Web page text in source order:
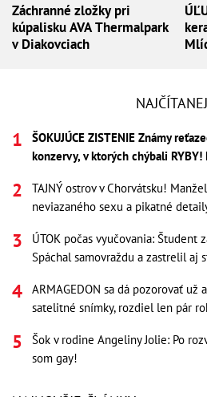
Záchranné zložky pri
kúpalisku AVA Thermalpark
v Diakovciach
ŠOKUJÚCE ZISTENIE Známy
konzervy, v ktorých chýbali
TAJNÝ ostrov v Chorvátsku!
neviazaného sexu a pikatné
ÚTOK počas vyučovania:
Spáchal samovraždu a zastrelil aj
ARMAGEDON sa dá pozorovať už
satelitné snímky, rozdiel len pár
Šok v rodine Angeliny Jolie: Po
som gay!